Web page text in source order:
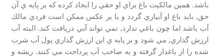
باشد. همين مالكيت باغ براي او حقي را ايجاد كرده كه بر پايه ي آن
حق, بايد باغ او آبياري گردد و يا بر عكس ممكن است فردي مالك
آب باشد اما چون باغي ندارد, نمي تواند آبي دريافت كند. البته آب
ارزش گذاري, مي شود و بر پايه ي اين ارزش گذاري پول آب شرب
شده را از باغدار گرفته و به صاحب آب پرداخت مي كنند. ريشه و